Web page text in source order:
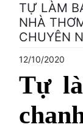
TỰ LÀM
NHÀ
CHUYÊN
12/10/2020
Tự